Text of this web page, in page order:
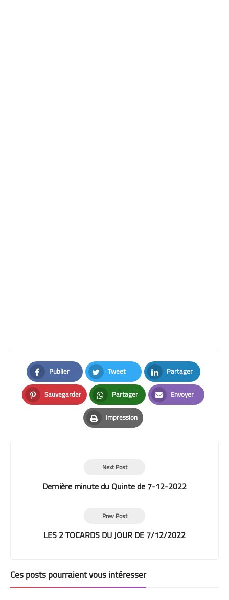
Publier
Facebook
Tweet
Twitter
Partager
LinkedIn
Sauvegarder
Pinterest
Partager
Whatsapp
Envoyer
Email
Impression
Print
Next Post
Dernière minute du Quinte de 7-12-2022
Prev Post
LES 2 TOCARDS DU JOUR DE 7/12/2022
Ces posts pourraient vous intéresser